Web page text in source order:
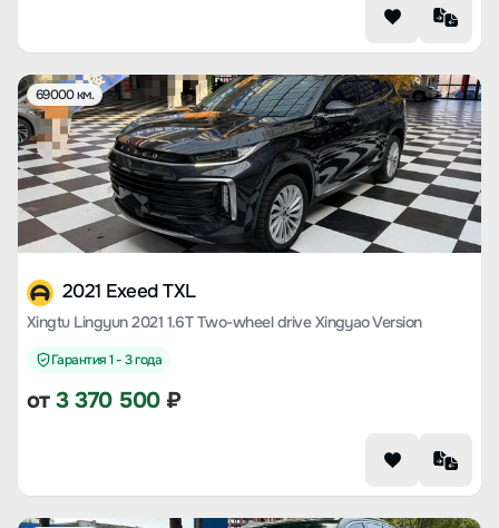
69000 км.
2021 Exeed TXL
Xingtu Lingyun 2021 1.6T Two-wheel drive Xingyao Version
Гарантия 1 - 3 года
от3 370 500₽